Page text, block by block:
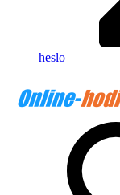
heslo